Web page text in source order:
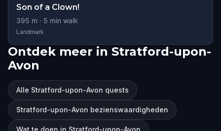
Son of a Clown!
395 m · 5 min walk
Landmark
Ontdek meer in Stratford-upon-
Avon
Alle Stratford-upon-Avon quests
Stratford-upon-Avon bezienswaardigheden
Wat te doen in Stratford-upon-Avon